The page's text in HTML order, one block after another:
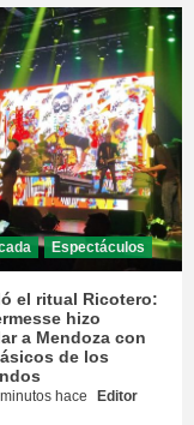
Espectáculos
el ritual Ricotero:
hizo
a Mendoza con
de los
hace
Editor